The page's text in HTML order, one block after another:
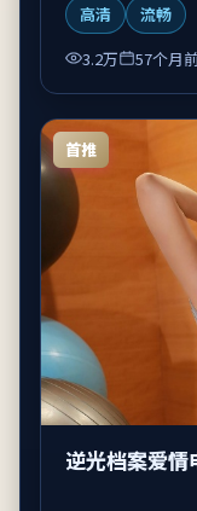
高清
流畅
3.2万
57个月
首推
逆光档案爱情